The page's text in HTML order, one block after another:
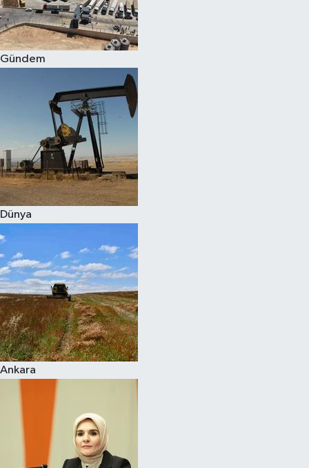
Gündem
Dünya
Ankara
Spor
Burç Yorumları
Çocuk
Eğitim
Hava Durumu
Kadın
Kültür Sanat
Sağlık
Siyaset
Teknoloji
Televizyon
Yaşam-Çevre